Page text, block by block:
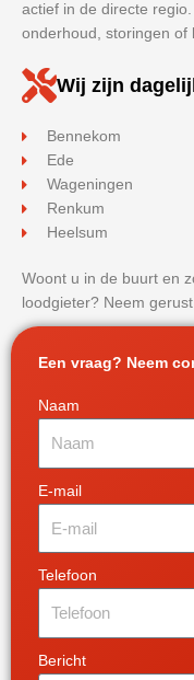
actief in de directe
onderhoud, storingen of
Wij zijn
Bennekom
Ede
Wageningen
Renkum
Heelsum
Woont u in de buurt en
loodgieter? Neem
Een vraag? Neem
Naam
E-mail
Telefoon
Bericht